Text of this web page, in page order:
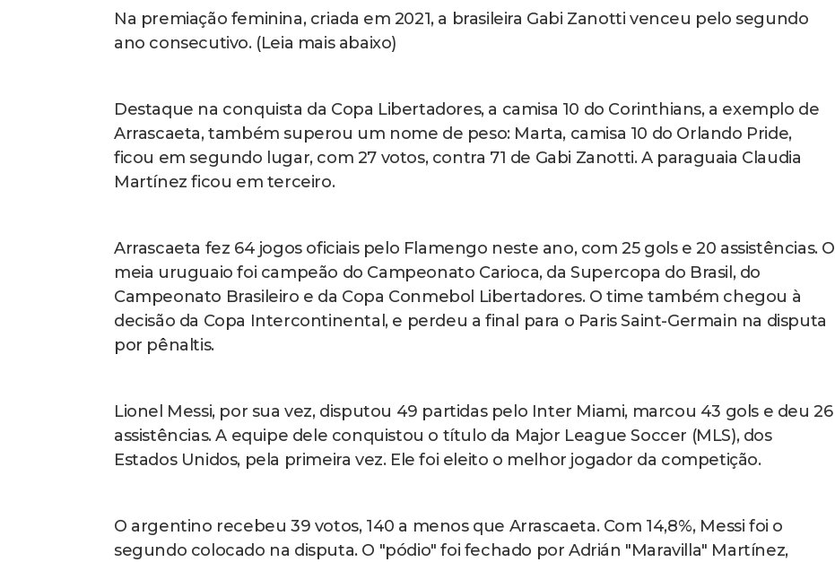
Na premiação feminina, criada em 2021, a brasileira Gabi Zanotti venceu pelo segundo
ano consecutivo. (Leia mais abaixo)
Destaque na conquista da Copa Libertadores, a camisa 10 do Corinthians, a exemplo de
Arrascaeta, também superou um nome de peso: Marta, camisa 10 do Orlando Pride,
ficou em segundo lugar, com 27 votos, contra 71 de Gabi Zanotti. A paraguaia Claudia
Martínez ficou em terceiro.
Arrascaeta fez 64 jogos oficiais pelo Flamengo neste ano, com 25 gols e 20 assistências. O
meia uruguaio foi campeão do Campeonato Carioca, da Supercopa do Brasil, do
Campeonato Brasileiro e da Copa Conmebol Libertadores. O time também chegou à
decisão da Copa Intercontinental, e perdeu a final para o Paris Saint-Germain na disputa
por pênaltis.
Lionel Messi, por sua vez, disputou 49 partidas pelo Inter Miami, marcou 43 gols e deu 26
assistências. A equipe dele conquistou o título da Major League Soccer (MLS), dos
Estados Unidos, pela primeira vez. Ele foi eleito o melhor jogador da competição.
O argentino recebeu 39 votos, 140 a menos que Arrascaeta. Com 14,8%, Messi foi o
segundo colocado na disputa. O "pódio" foi fechado por Adrián "Maravilla" Martínez,